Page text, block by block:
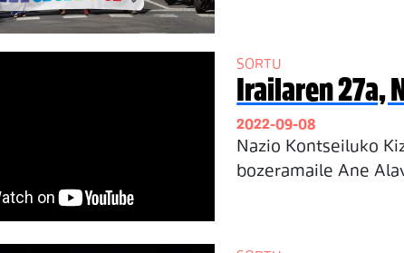
SORTU
Irailaren 27a,
2022-09-08
Nazio Kontseiluko
bozeramaile Ane